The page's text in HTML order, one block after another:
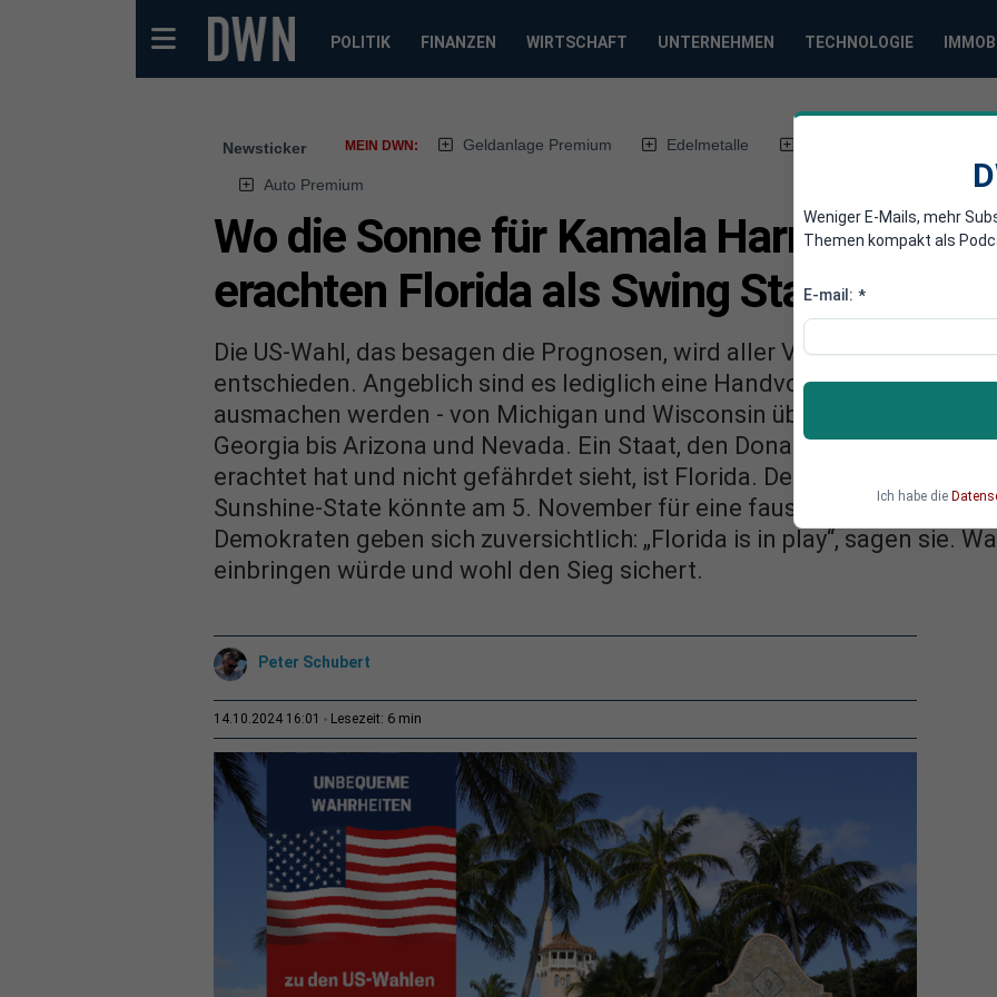
POLITIK FINANZEN WIRTSCHAFT UNTERNEHMEN TECHNOLOGIE
Newsticker MEIN DWN: Geldanlage Premium Edelmetalle
Auto Premium
Wo die Sonne für Kamala Harris
erachten Florida als Swing State
Die US-Wahl, das besagen die Prognosen, wird aller Voraussicht per
entschieden. Angeblich sind es lediglich eine Handvoll „Swing States“,
ausmachen werden - von Michigan und Wisconsin über Pennsylvania,
Georgia bis Arizona und Nevada. Ein Staat, den Donald Trump stets
erachtet hat und nicht gefährdet sieht, ist Florida. Denkbar, dass sich
Sunshine-State könnte am 5. November für eine faustdicke
Demokraten geben sich zuversichtlich: „Florida is in play“, sagen sie.
einbringen würde und wohl den Sieg sichert.
Peter Schubert
14.10.2024 16:01 Lesezeit: 6 min
Weniger E-Mails, mehr
Themen kompakt als
E-mail: *
Ich habe die